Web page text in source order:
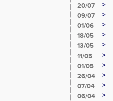
20/07 >
09/07
>
01/06
>
18/05
>
13/05
>
11/05
>
01/05
>
26/04
>
07/04
>
06/04
>